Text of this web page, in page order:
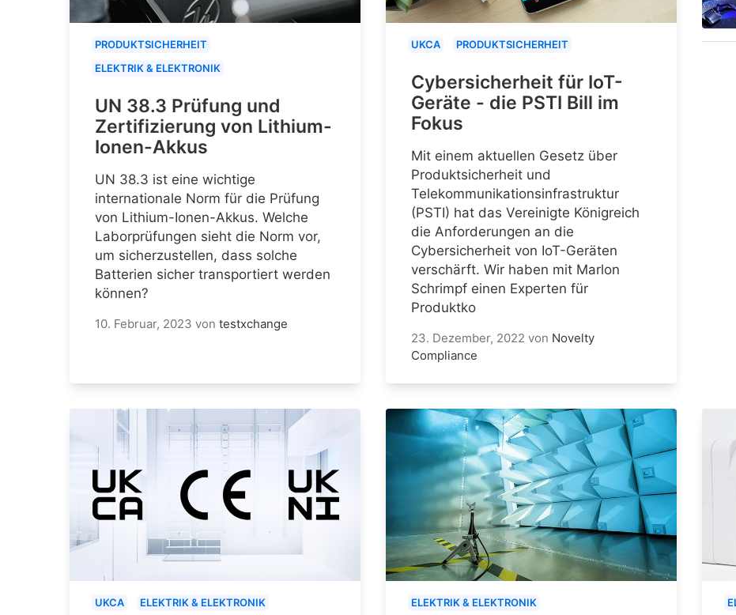
PRODUKTSICHERHEIT
ELEKTRIK & ELEKTRONIK
UN 38.3 Prüfung und
Zertifizierung von Lithium-
Ionen-Akkus
UN 38.3 ist eine wichtige
internationale Norm für die Prüfung
von Lithium-Ionen-Akkus. Welche
Laborprüfungen sieht die Norm vor,
um sicherzustellen, dass solche
Batterien sicher transportiert werden
können?
10. Februar, 2023 von testxchange
UKCA PRODUKTSICHERHEIT
Cybersicherheit für IoT-
Geräte - die PSTI Bill im
Fokus
Mit einem aktuellen Gesetz über
Produktsicherheit und
Telekommunikationsinfrastruktur
(PSTI) hat das Vereinigte Königreich
die Anforderungen an die
Cybersicherheit von IoT-Geräten
verschärft. Wir haben mit Marlon
Schrimpf einen Experten für
Produktko
23. Dezember, 2022 von Novelty
Compliance
UKCA ELEKTRIK & ELEKTRONIK
ELEKTRIK & ELEKTRONIK